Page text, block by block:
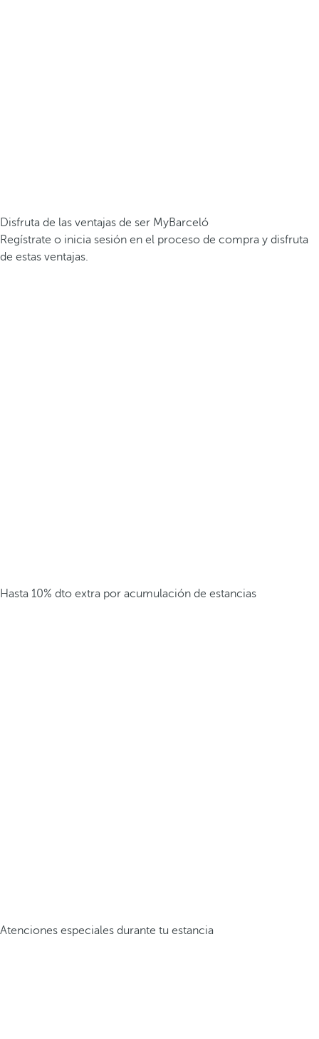
Disfruta de las ventajas de ser MyBarceló
Regístrate o inicia sesión en el proceso de compra y disfruta
de estas ventajas.
Hasta 10% dto extra por acumulación de estancias
Atenciones especiales durante tu estancia